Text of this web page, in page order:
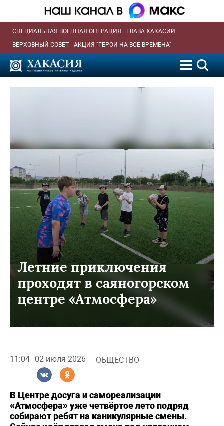
СПЕЦИАЛЬНАЯ ВОЕННАЯ ОПЕРАЦИЯ
ГЛАВА ХАКАСИИ
ВЕРХОВНЫЙ СОВЕТ
АКЦИЯ "ГЕРОИ НА ВСЕ ВРЕМЕНА"
Летние приключения
проходят в саяногорском
центре «Атмосфера»
11:04 02 июля 2026 ОБЩЕСТВО
В Центре досуга и самореализации
«Атмосфера» уже четвёртое лето подряд
собирают ребят на каникулярные смены.